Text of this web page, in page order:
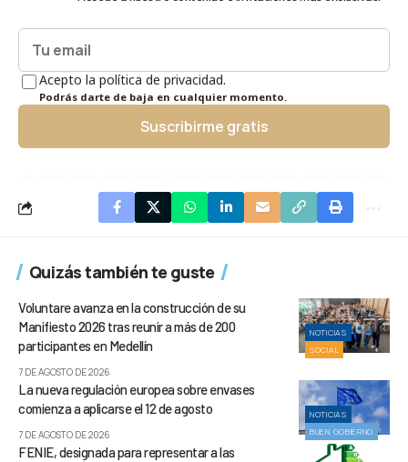
Acepto la política de privacidad.
Podrás darte de baja en cualquier momento.
Suscribirme gratis
Quizás también te guste
NOTICIAS
SOCIAL
Voluntare avanza en la construcción de su
Manifiesto 2026 tras reunir a más de 200
participantes en Medellín
7 DE AGOSTO DE 2026
NOTICIAS
BUEN GOBIERNO
La nueva regulación europea sobre envases
comienza a aplicarse el 12 de agosto
7 DE AGOSTO DE 2026
FENIE, designada para representar a las